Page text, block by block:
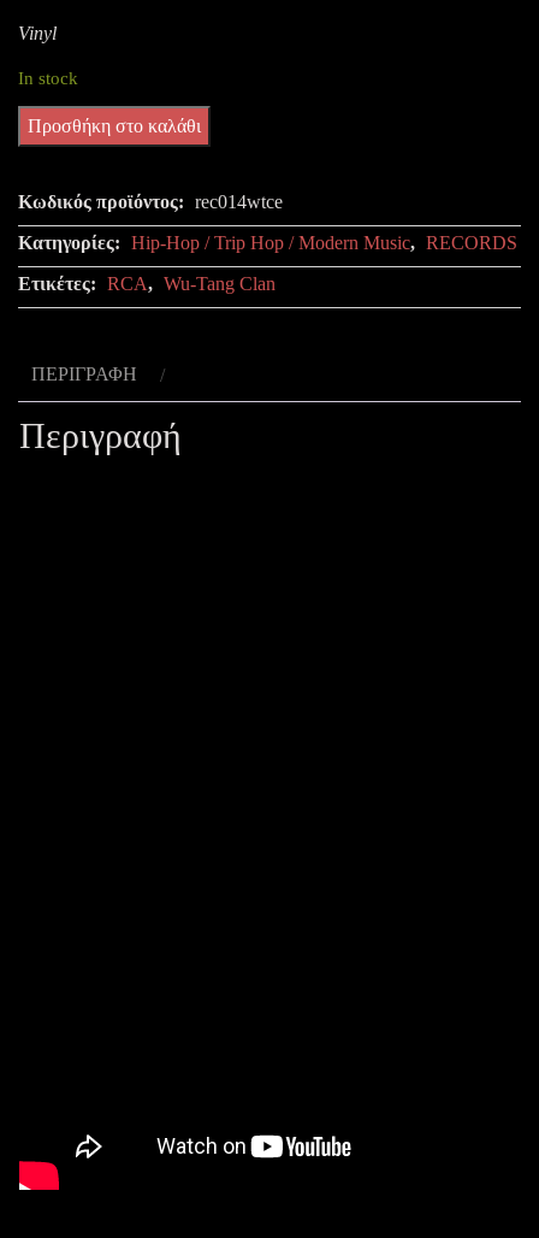
Vinyl
In stock
Wu-
-
Enter
The
Chambers)
ποσότητα
Προσθήκη στο καλάθι
Κωδικός προϊόντος: rec014wtce
Κατηγορίες: Hip-Hop / Trip Hop / Modern Music, RECORDS
Ετικέτες: RCA, Wu-Tang Clan
ΠΕΡΙΓΡΑΦΉ
Περιγραφή